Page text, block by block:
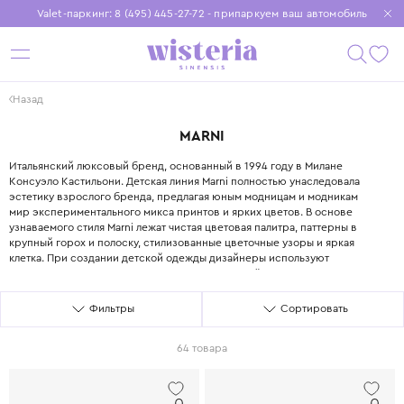
Valet-паркинг: 8 (495) 445-27-72 - припаркуем ваш автомобиль
Бесплатная доставка при заказе от 15 000 ₽
Установите приложение, чтобы покупки были еще удобнее
Назад
MARNI
Итальянский люксовый бренд, основанный в 1994 году в Милане
Консуэло Кастильони. Детская линия Marni полностью унаследовала
эстетику взрослого бренда, предлагая юным модницам и модникам
мир экспериментального микса принтов и ярких цветов. В основе
узнаваемого стиля Marni лежат чистая цветовая палитра, паттерны в
крупный горох и полоску, стилизованные цветочные узоры и яркая
клетка. При создании детской одежды дизайнеры используют
высококачественные ткани, такие как хлопок, шёлк, натуральная
шерсть и даже тафта. Ассортимент Marni Kids, рассчитанный на детей
от 2 до 12 лет, включает платья, футболки, кофты и брюки для создания
уникальных образов. Вещи Marni отличаются нестандартными
одежде взрослый, архитектурный шик. В 2016 году пост креативного
бренда, добавляя ему актуальности и современного звучания.
Дизайнеры Marni часто обращаются к теме природы и детства,
Фильтры Сортировать
64 товара